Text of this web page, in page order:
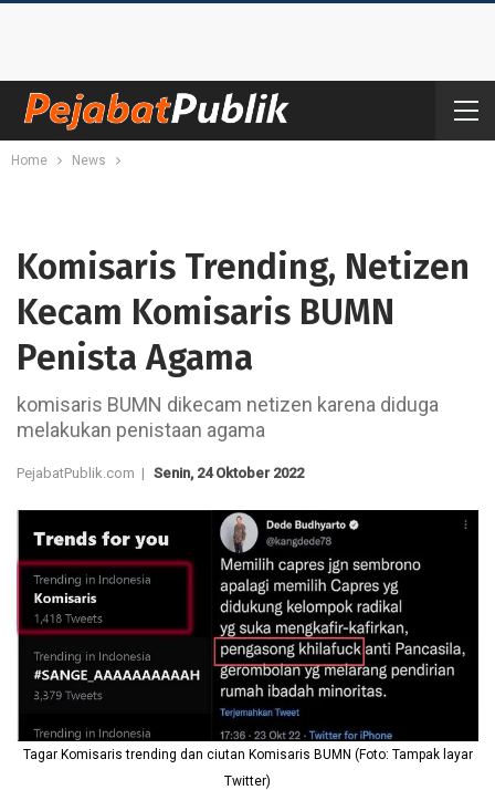
Home News
Komisaris Trending, Netizen
Kecam Komisaris BUMN
Penista Agama
komisaris BUMN dikecam netizen karena diduga
melakukan penistaan agama
PejabatPublik.com | Senin, 24 Oktober 2022
Tagar Komisaris trending dan ciutan Komisaris BUMN (Foto: Tampak layar
Twitter)